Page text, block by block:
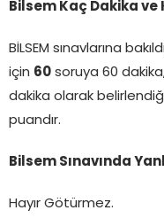
Bilsem Kaç Dakika ve
BİLSEM sınavlarına
için 60 soruya 60
dakika olarak
puandır.
Bilsem Sınavında
Hayır Götürmez.